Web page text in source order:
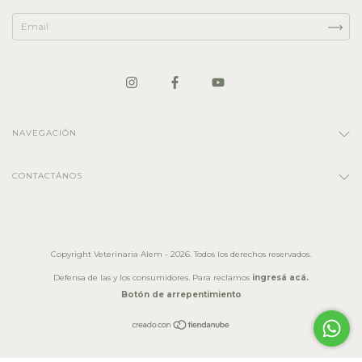
NAVEGACIÓN
CONTACTÁNOS
Copyright Veterinaria Alem - 2026. Todos los derechos reservados.
Defensa de las y los consumidores. Para reclamos ingresá acá.
Botón de arrepentimiento